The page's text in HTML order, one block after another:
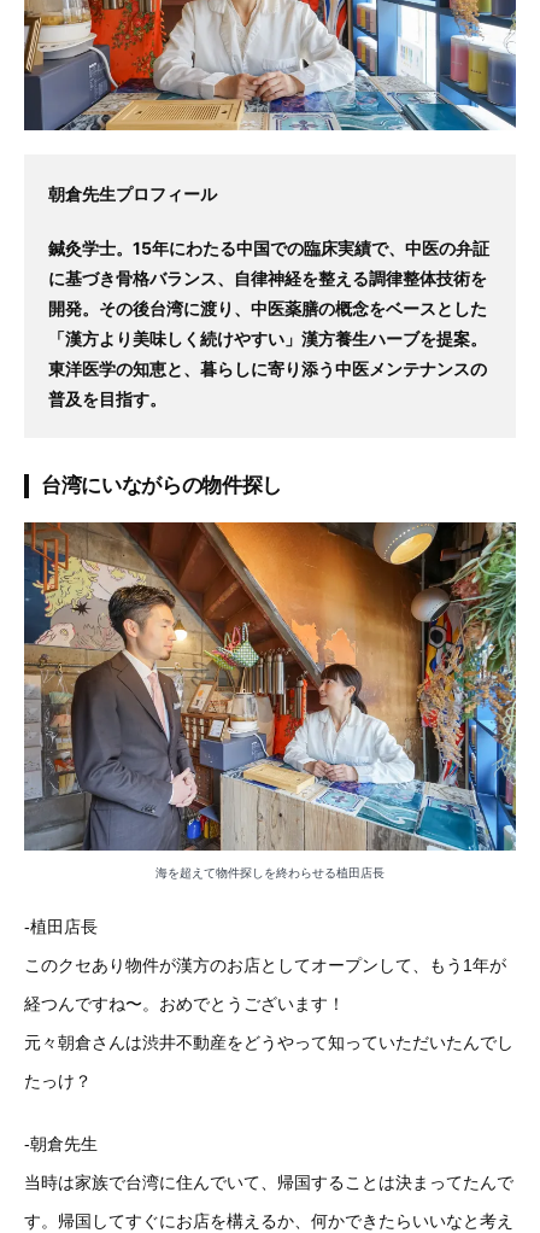
朝倉先生プロフィール
鍼灸学士。15年にわたる中国での臨床実績で、中医の弁証
に基づき骨格バランス、自律神経を整える調律整体技術を
開発。その後台湾に渡り、中医薬膳の概念をベースとした
「漢方より美味しく続けやすい」漢方養生ハーブを提案。
東洋医学の知恵と、暮らしに寄り添う中医メンテナンスの
普及を目指す。
台湾にいながらの物件探し
海を超えて物件探しを終わらせる植田店長
-植田店長
このクセあり物件が漢方のお店としてオープンして、もう1年が
経つんですね〜。おめでとうございます！
元々朝倉さんは渋井不動産をどうやって知っていただいたんでし
たっけ？
-朝倉先生
当時は家族で台湾に住んでいて、帰国することは決まってたんで
す。帰国してすぐにお店を構えるか、何かできたらいいなと考え